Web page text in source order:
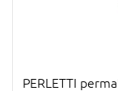
PERLETTI